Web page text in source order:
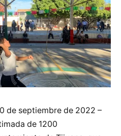
de septiembre de 2022 –
de 1200